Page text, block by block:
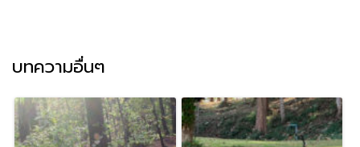
บทความอื่นๆ